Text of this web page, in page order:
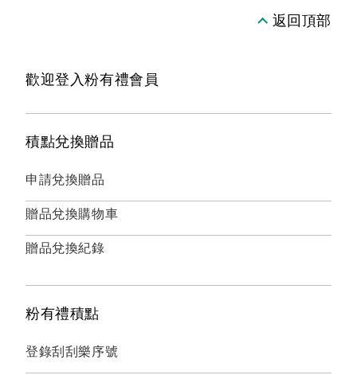
返回頂部
歡迎登入粉有禮會員
積點兌換贈品
申請兌換贈品
贈品兌換購物車
贈品兌換紀錄
粉有禮積點
登錄刮刮樂序號